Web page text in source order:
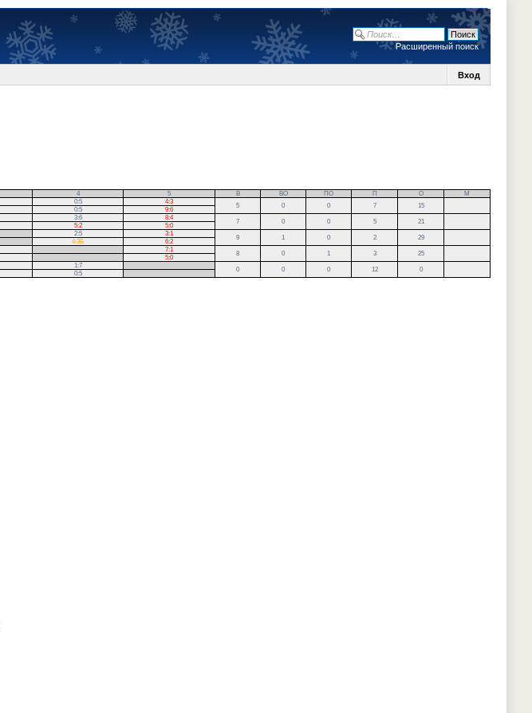
Расширенный поиск
Вход
4 5 В ВО ПО П О
М
0:5 4:3
5 0 0 7 15
0:5
9:6
3:6 8:4
7 0 0 5 21
5:2
5:0
2:5 3:1
9 1 0 2 29
4:3Б
6:2
7:1
8 0 1 3 25
5:0
1:7
0 0 0 12 0
0:5